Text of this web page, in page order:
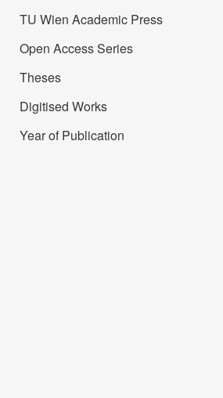
TU Wien Academic Press
Open Access Series
Theses
Digitised Works
Year of Publication